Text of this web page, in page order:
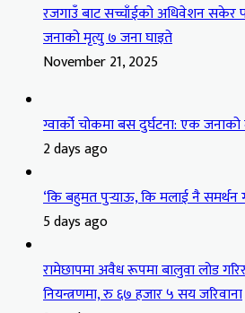
रजगाउँ बाट सच्चाँईको अधिवेशन सकेर
जनाको मृत्यु ७ जना घाइते
November 21, 2025
ग्वार्को चोकमा बस दुर्घटना: एक
2 days ago
‘कि बहुमत पुर्‍याऊ, कि मलाई नै समर्थन
5 days ago
रामेछापमा अवैध रूपमा बालुवा लोड
नियन्त्रणमा, रु ६७ हजार ५ सय जरिवाना